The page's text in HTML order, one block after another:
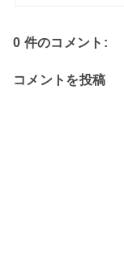
0 件のコメント:
コメントを投稿